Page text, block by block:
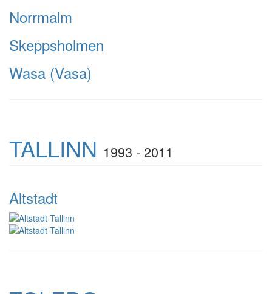
Norrmalm
Skeppsholmen
Wasa (Vasa)
TALLINN 1993 - 2011
Altstadt